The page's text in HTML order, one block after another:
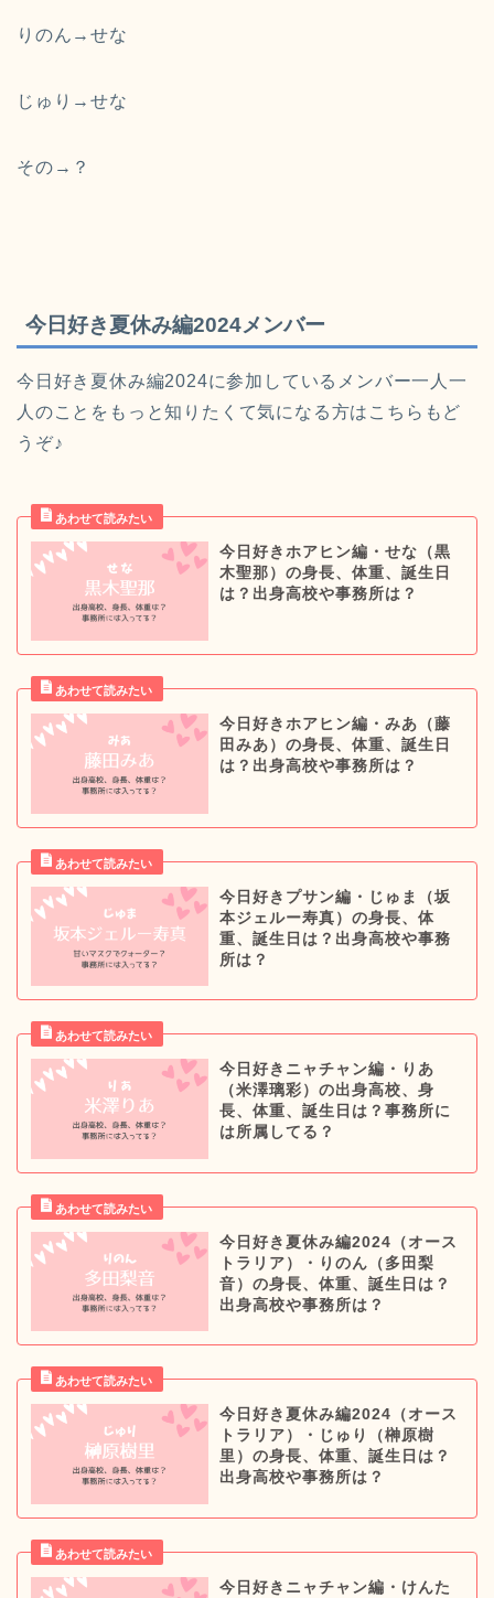
りのん→せな
じゅり→せな
その→？
今日好き夏休み編2024メンバー
今日好き夏休み編2024に参加しているメンバー一人一
人のことをもっと知りたくて気になる方はこちらもど
うぞ♪
今日好きホアヒン編・せな（黒
木聖那）の身長、体重、誕生日
は？出身高校や事務所は？
今日好きホアヒン編・みあ（藤
田みあ）の身長、体重、誕生日
は？出身高校や事務所は？
今日好きプサン編・じゅま（坂
本ジェルー寿真）の身長、体
重、誕生日は？出身高校や事務
所は？
今日好きニャチャン編・りあ
（米澤璃彩）の出身高校、身
長、体重、誕生日は？事務所に
は所属してる？
今日好き夏休み編2024（オース
トラリア）・りのん（多田梨
音）の身長、体重、誕生日は？
出身高校や事務所は？
今日好き夏休み編2024（オース
トラリア）・じゅり（榊原樹
里）の身長、体重、誕生日は？
出身高校や事務所は？
今日好きニャチャン編・けんた